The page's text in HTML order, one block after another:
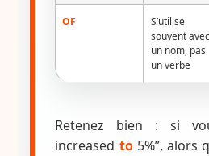
OF
S’utilise
souvent avec
un nom, pas
un verbe
Retenez bien : si
increased to5%”, alors